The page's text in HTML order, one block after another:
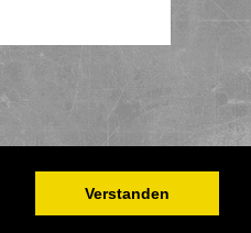
Verstanden